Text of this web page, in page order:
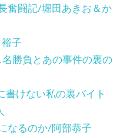
奮闘記/堀田あきお＆か
子
勝負とあの事件の裏の
けない私の裏バイト
なるのか/阿部恭子